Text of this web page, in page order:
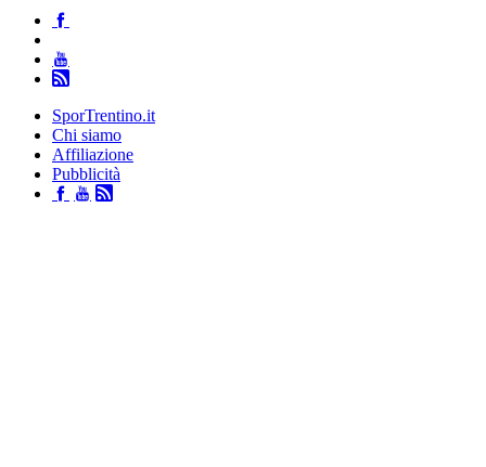
SporTrentino.it
Chi siamo
Affiliazione
Pubblicità